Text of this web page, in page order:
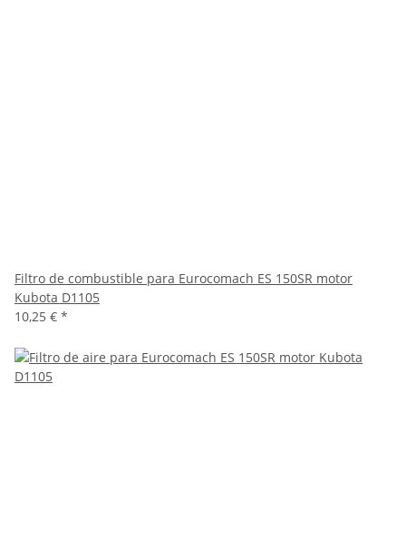
Filtro de combustible para Eurocomach ES 150SR motor
Kubota D1105
10,25 € *